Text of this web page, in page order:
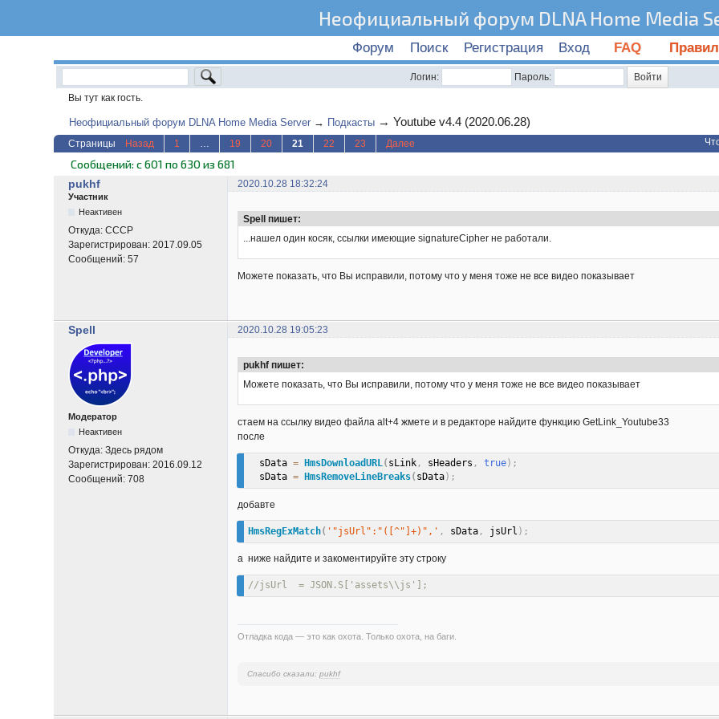
Неофициальный форум DLNA Home Media
Форум Поиск Регистрация Вход FAQ
Логин:
Пароль:
Вы тут как гость.
Неофициальный форум DLNA Home Media Server → Подкасты → Youtube v4.4 (2020.06.28)
Страницы Назад 1 … 19 20 21 22 23 Далее
Сообщений: с 601 по 630 из 681
pukhf 2020.10.28 18:32:24
Участник
Неактивен
Откуда:СССР
Зарегистрирован:2017.09.05
Сообщений:57
Spell пишет:
...нашел один косяк, ссылки имеющие signatureCipher не работали.
Можете показать, что Вы исправили, потому что у меня тоже не все видео показывает
Spell 2020.10.28 19:05:23
Модератор
Неактивен
Откуда:Здесь рядом
Зарегистрирован:2016.09.12
Сообщений:708
pukhf пишет:
Можете показать, что Вы исправили, потому что у меня тоже не все видео показывает
стаем на ссылку видео файла alt+4 жмете и в редакторе найдите функцию GetLink_Youtube33
после
  sData
= HmsDownloadURL( sLink, sHeaders , true) ;
  sData
= HmsRemoveLineBreaks( sData) ;
добавте
HmsRegExMatch( '"jsUrl":"([^"]+)",' , sData, jsUrl ) ;
а ниже найдите и закоментируйте эту строку
//jsUrl  = JSON.S['assets\\js'];
Отладка кода — это как охота. Только охота, на баги.
Спасибо сказали:pukhf